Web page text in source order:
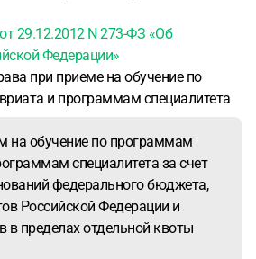
29.12.2012 N 273-ФЗ «Об
Федерации»
при приеме на обучение по
и программам специалитета
на обучение по программам
специалитета за счет
федерального бюджета,
Российской Федерации и
пределах отдельной квоты